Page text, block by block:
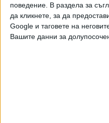
поведение. В раздела за
да кликнете, за да
Google и таговете на
Вашите данни за
Автобус 204
изправни
29 Юли 2026